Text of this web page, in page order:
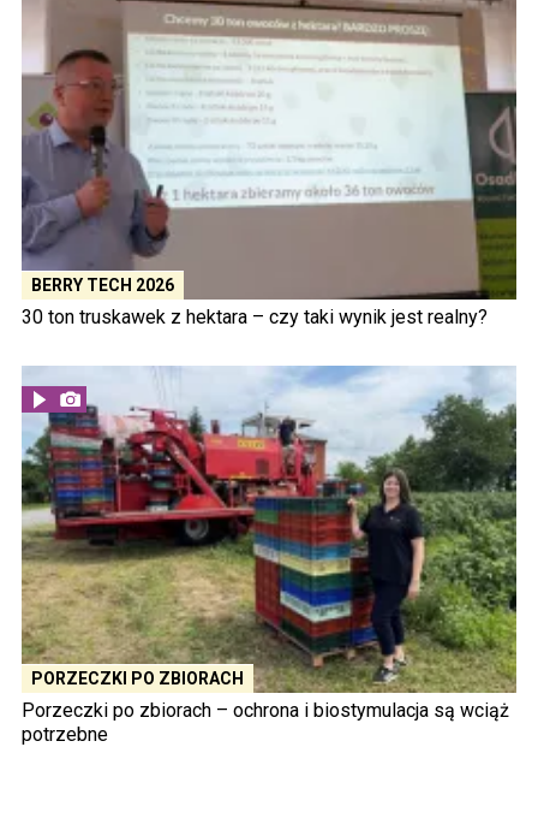
BERRY TECH 2026
30 ton truskawek z hektara – czy taki wynik jest realny?
PORZECZKI PO ZBIORACH
Porzeczki po zbiorach – ochrona i biostymulacja są wciąż
potrzebne